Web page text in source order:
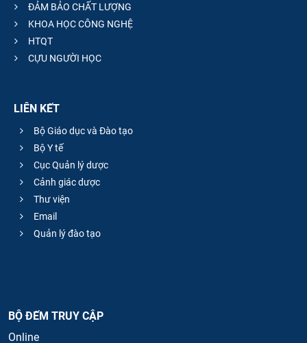
ĐẢM BẢO CHẤT LƯỢNG
KHOA HỌC CÔNG NGHỆ
HTQT
CỰU NGƯỜI HỌC
LIÊN KẾT
Bộ Giáo dục và Đào tạo
Bộ Y tế
Cục Quản lý dược
Cảnh giác dược
Thư viện
Email
Quản lý đào tạo
BỘ ĐẾM TRUY CẬP
Online